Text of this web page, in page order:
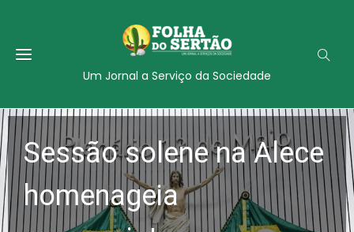
Um Jornal a Serviço da Sociedade
Sessão solene na Alece
homenageia